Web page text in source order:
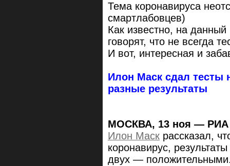
Тема коронавируса
смартлабовцев)
Как известно, на
говорят, что не всегда
И вот, интересная и
Илон Маск сдал тесты
разные результаты
МОСКВА, 13 ноя — РИА
Илон Маск рассказал,
коронавирус,
двух —